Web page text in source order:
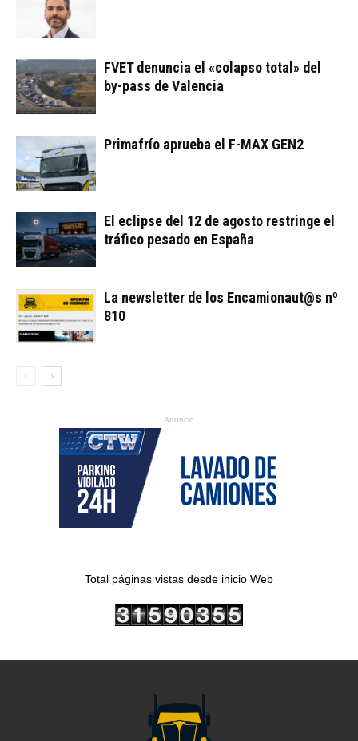
FVET denuncia el «colapso total» del
by-pass de Valencia
Primafrío aprueba el F-MAX GEN2
El eclipse del 12 de agosto restringe el
tráfico pesado en España
La newsletter de los Encamionaut@s nº
810
Anuncio
Total páginas vistas desde inicio Web